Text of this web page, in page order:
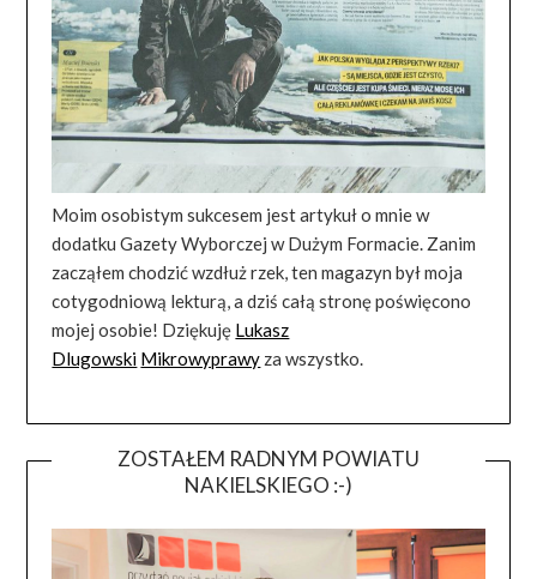
Moim osobistym sukcesem jest artykuł o mnie w
dodatku Gazety Wyborczej w Dużym Formacie. Zanim
zacząłem chodzić wzdłuż rzek, ten magazyn był moja
cotygodniową lekturą, a dziś całą stronę poświęcono
mojej osobie! Dziękuję Lukasz
Dlugowski Mikrowyprawy za wszystko.
ZOSTAŁEM RADNYM POWIATU
NAKIELSKIEGO :-)